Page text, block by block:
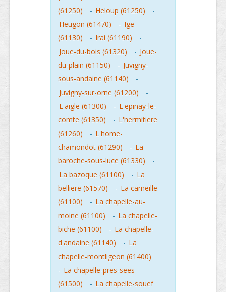
(61250)
- Heloup (61250)
-
Heugon (61470)
- Ige
(61130)
- Irai (61190)
-
Joue-du-bois (61320)
- Joue-
du-plain (61150)
- Juvigny-
sous-andaine (61140)
-
Juvigny-sur-orne (61200)
-
L'aigle (61300)
- L'epinay-le-
comte (61350)
- L'hermitiere
(61260)
- L'home-
chamondot (61290)
- La
baroche-sous-luce (61330)
-
La bazoque (61100)
- La
belliere (61570)
- La carneille
(61100)
- La chapelle-au-
moine (61100)
- La chapelle-
biche (61100)
- La chapelle-
d'andaine (61140)
- La
chapelle-montligeon (61400)
- La chapelle-pres-sees
(61500)
- La chapelle-souef